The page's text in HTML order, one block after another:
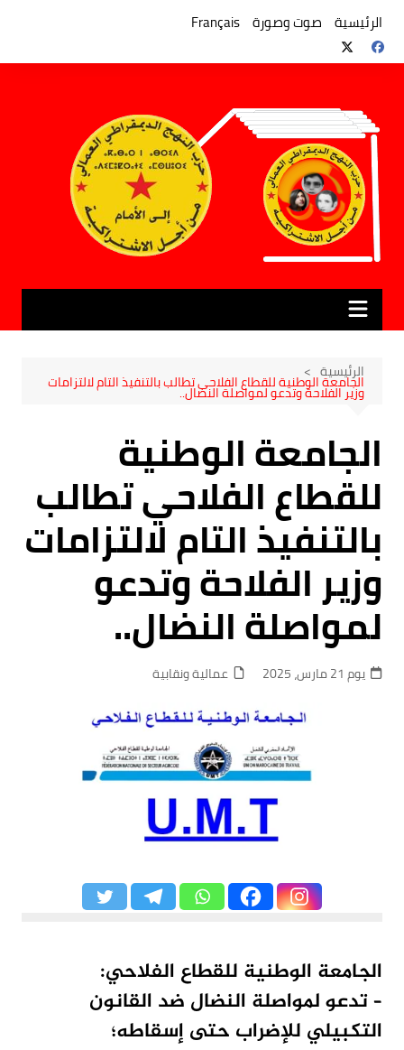
المحتوى
الرئيسية صوت وصورة Français
الرئيسية
الجامعة الوطنية للقطاع الفلاحي تطالب بالتنفيذ التام لالتزامات
وزير الفلاحة وتدعو لمواصلة النضال..
الجامعة الوطنية
للقطاع الفلاحي تطالب
بالتنفيذ التام لالتزامات
وزير الفلاحة وتدعو
لمواصلة النضال..
يوم 21 مارس، 2025 عمالية ونقابية
الجامعة الوطنية للقطاع الفلاحي:
– تدعو لمواصلة النضال ضد القانون
التكبيلي للإضراب حتى إسقاطه؛